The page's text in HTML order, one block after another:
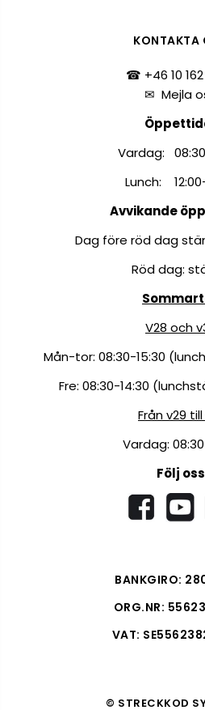
KONTAKTA
☎ +46 10 162
✉Mejla
Vardag:
Lunch:
Avvikande
Dag före röd dag
Röd dag:
V28 och
Mån-tor: 08:30-15:30
Fre: 08:30-14:30
Från v29 till
Vardag:
Följ oss
BANKGIRO:
ORG.NR:
VAT:
© STRECKKOD